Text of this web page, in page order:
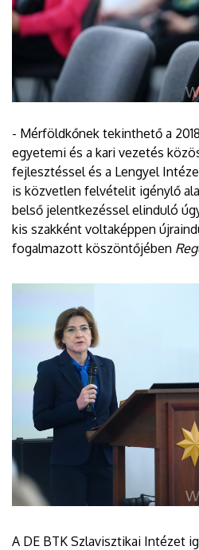
- Mérföldkőnek tekinthető a
egyetemi és a kari vezetés
fejlesztéssel és a Lengyel
is közvetlen felvételit igénylő
belső jelentkezéssel elinduló
kis szakként voltaképpen
fogalmazott köszöntőjében
A DE BTK Szlavisztikai Intézet